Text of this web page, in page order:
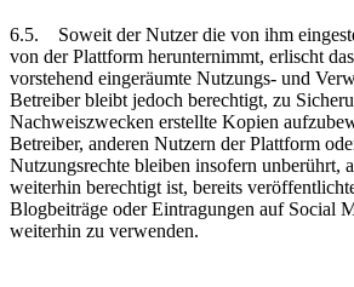
6.5.
Soweit der Nutzer die von ihm
von der Plattform herunternimmt, erlischt
vorstehend eingeräumte Nutzungs- und
Betreiber bleibt jedoch berechtigt, zu
Nachweiszwecken erstellte Kopien
Betreiber, anderen Nutzern der Plattform
Nutzungsrechte bleiben insofern unberührt,
weiterhin berechtigt ist, bereits
Blogbeiträge oder Eintragungen auf Social
weiterhin zu verwenden.